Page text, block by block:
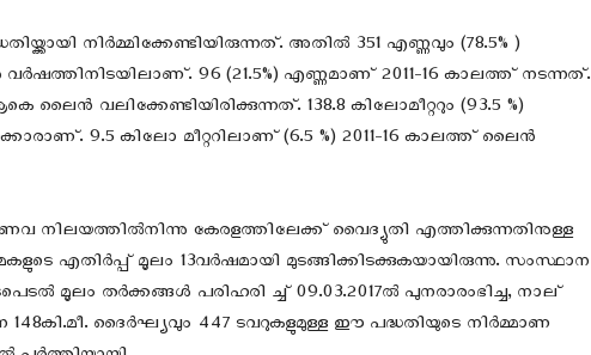
നിർമ്മിക്കേണ്ടിയിരുന്നത്‌. അതില്‍ 351 എണ്ണവും (78.5% )
96 (21.5%) എണ്ണമാണ് 2011-16 കാലത്ത് നടന്നത്.
ലൈന്‍ വലിക്കേണ്ടിയിരിക്കുന്നത്. 138.8 കിലോമീറ്ററും (93.5 %)
9.5 കിലോ മീറ്ററിലാണ് (6.5 %) 2011-16 കാലത്ത് ലൈന്‍
നിലയത്തില്‍നിന്നു കേരളത്തിലേക്ക്‌ വൈദ്യുതി എത്തിക്കുന്നതിനുള്ള
എതിര്‍പ്പ് മൂലം 13വര്‍ഷമായി മുടങ്ങിക്കിടക്കുകയായിരുന്നു. സംസ്ഥാന
മൂലം തര്‍ക്കങ്ങള്‍ പരിഹരി ച്ച് 09.03.2017ല്‍ പുനരാരംഭിച്ച, നാല്
148കി.മീ. ദൈര്‍ഘ്യവും 447 ടവറുകളുമുള്ള ഈ പദ്ധതിയുടെ നിര്‍മ്മാണ